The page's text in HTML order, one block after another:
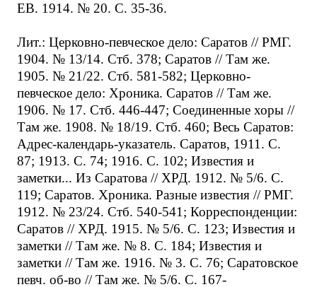
ЕВ. 1914. № 20. С. 35-36.
Лит.: Церковно-певческое дело: Саратов // РМГ.
1904. № 13/14. Стб. 378; Саратов // Там же.
1905. № 21/22. Стб. 581-582; Церковно-
певческое дело: Хроника. Саратов // Там же.
1906. № 17. Стб. 446-447; Соединенные хоры //
Там же. 1908. № 18/19. Стб. 460; Весь Саратов:
Адрес-календарь-указатель. Саратов, 1911. С.
87; 1913. С. 74; 1916. С. 102; Известия и
заметки... Из Саратова // ХРД. 1912. № 5/6. С.
119; Саратов. Хроника. Разные известия // РМГ.
1912. № 23/24. Стб. 540-541; Корреспонденции:
Саратов // ХРД. 1915. № 5/6. С. 123; Известия и
заметки // Там же. № 8. С. 184; Известия и
заметки // Там же. 1916. № 3. С. 76; Саратовское
певч. об-во // Там же. № 5/6. С. 167-